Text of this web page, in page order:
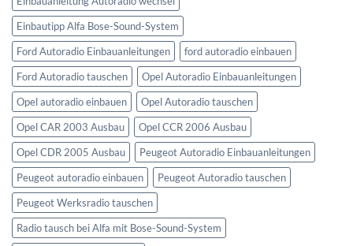
Einbautipp Alfa Bose-Sound-System
Ford Autoradio Einbauanleitungen
ford autoradio einbauen
Ford Autoradio tauschen
Opel Autoradio Einbauanleitungen
Opel autoradio einbauen
Opel Autoradio tauschen
Opel CAR 2003 Ausbau
Opel CCR 2006 Ausbau
Opel CDR 2005 Ausbau
Peugeot Autoradio Einbauanleitungen
Peugeot autoradio einbauen
Peugeot Autoradio tauschen
Peugeot Werksradio tauschen
Radio tausch bei Alfa mit Bose-Sound-System